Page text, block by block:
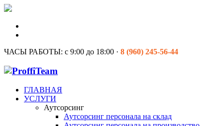
ЧАСЫ РАБОТЫ: с 9:00 до 18:00 · 8 (960) 245-56-44
ГЛАВНАЯ
УСЛУГИ
Аутсорсинг
Аутсорсинг персонала на склад